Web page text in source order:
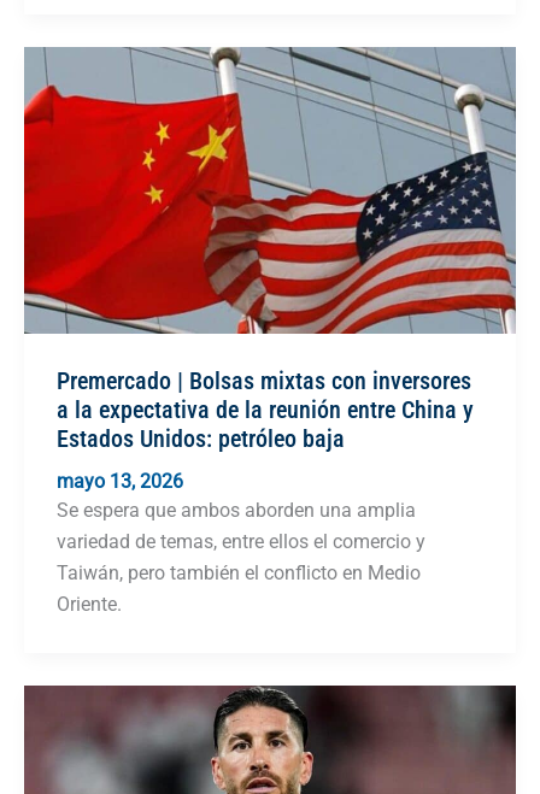
Premercado | Bolsas mixtas con inversores
a la expectativa de la reunión entre China y
Estados Unidos: petróleo baja
mayo 13, 2026
Se espera que ambos aborden una amplia
variedad de temas, entre ellos el comercio y
Taiwán, pero también el conflicto en Medio
Oriente.